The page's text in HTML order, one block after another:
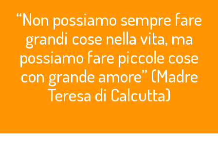
“Non possiamo sempre fare
grandi cose nella vita, ma
possiamo fare piccole cose
con grande amore” (Madre
Teresa di Calcutta)